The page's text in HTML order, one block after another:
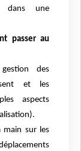
dans une
passer au
des
et les
aspects
main sur les